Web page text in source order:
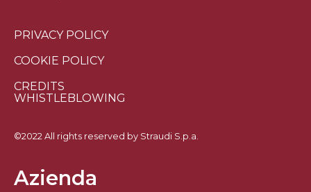
PRIVACY POLICY
COOKIE POLICY
CREDITS
WHISTLEBLOWING
©2022 All rights reserved by Straudi S.p.a.
Azienda